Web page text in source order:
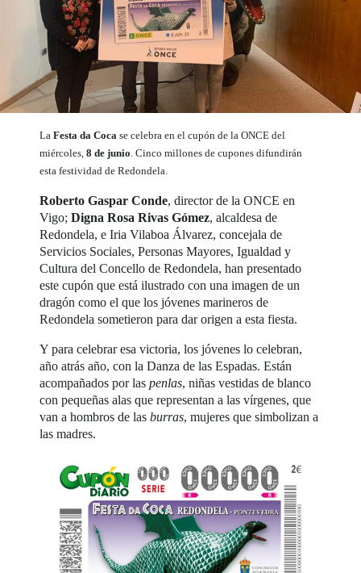
LaFesta da Coca se celebra en el cupón de la ONCE del
miércoles, 8 de junio. Cinco millones de cupones difundirán
esta festividad de Redondela.
Roberto Gaspar Conde, director de la ONCE en
Vigo; Digna Rosa Rivas Gómez, alcaldesa de
Redondela, e Iria Vilaboa Álvarez, concejala de
Servicios Sociales, Personas Mayores, Igualdad y
Cultura del Concello de Redondela, han presentado
este cupón que está ilustrado con una imagen de un
dragón como el que los jóvenes marineros de
Redondela sometieron para dar origen a esta fiesta.
Y para celebrar esa victoria, los jóvenes lo celebran,
año atrás año, con la Danza de las Espadas. Están
acompañados por laspenlas, niñas vestidas de blanco
con pequeñas alas que representan a las vírgenes, que
van a hombros de lasburras, mujeres que simbolizan a
las madres.